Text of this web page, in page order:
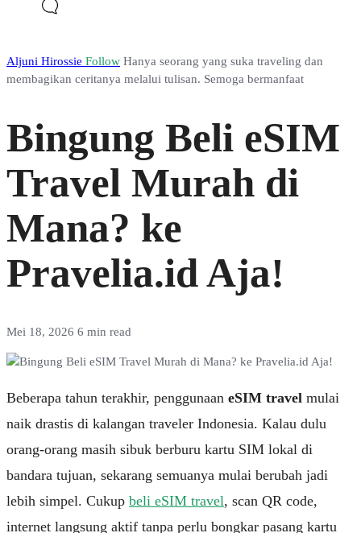
Aljuni Hirossie Follow Hanya seorang yang suka traveling dan
membagikan ceritanya melalui tulisan. Semoga bermanfaat
Bingung Beli eSIM
Travel Murah di
Mana? ke
Pravelia.id Aja!
Mei 18, 2026 6 min read
Beberapa tahun terakhir, penggunaan eSIM travel mulai
naik drastis di kalangan traveler Indonesia. Kalau dulu
orang-orang masih sibuk berburu kartu SIM lokal di
bandara tujuan, sekarang semuanya mulai berubah jadi
lebih simpel. Cukup beli eSIM travel, scan QR code,
internet langsung aktif tanpa perlu bongkar pasang kartu